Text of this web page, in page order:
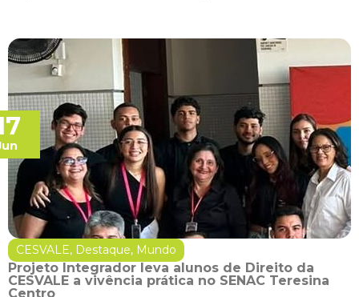
CESVALE, Destaque, Mundo
Projeto Integrador leva alunos de Direito da
CESVALE a vivência prática no SENAC Teresina
Centro